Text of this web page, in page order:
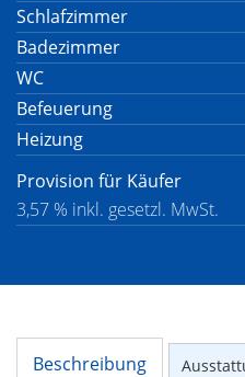
Schlafzimmer
Badezimmer
WC
Befeuerung
Heizung
Provision für Käufer
3,57 % inkl. gesetzl. MwSt.
Beschreibung